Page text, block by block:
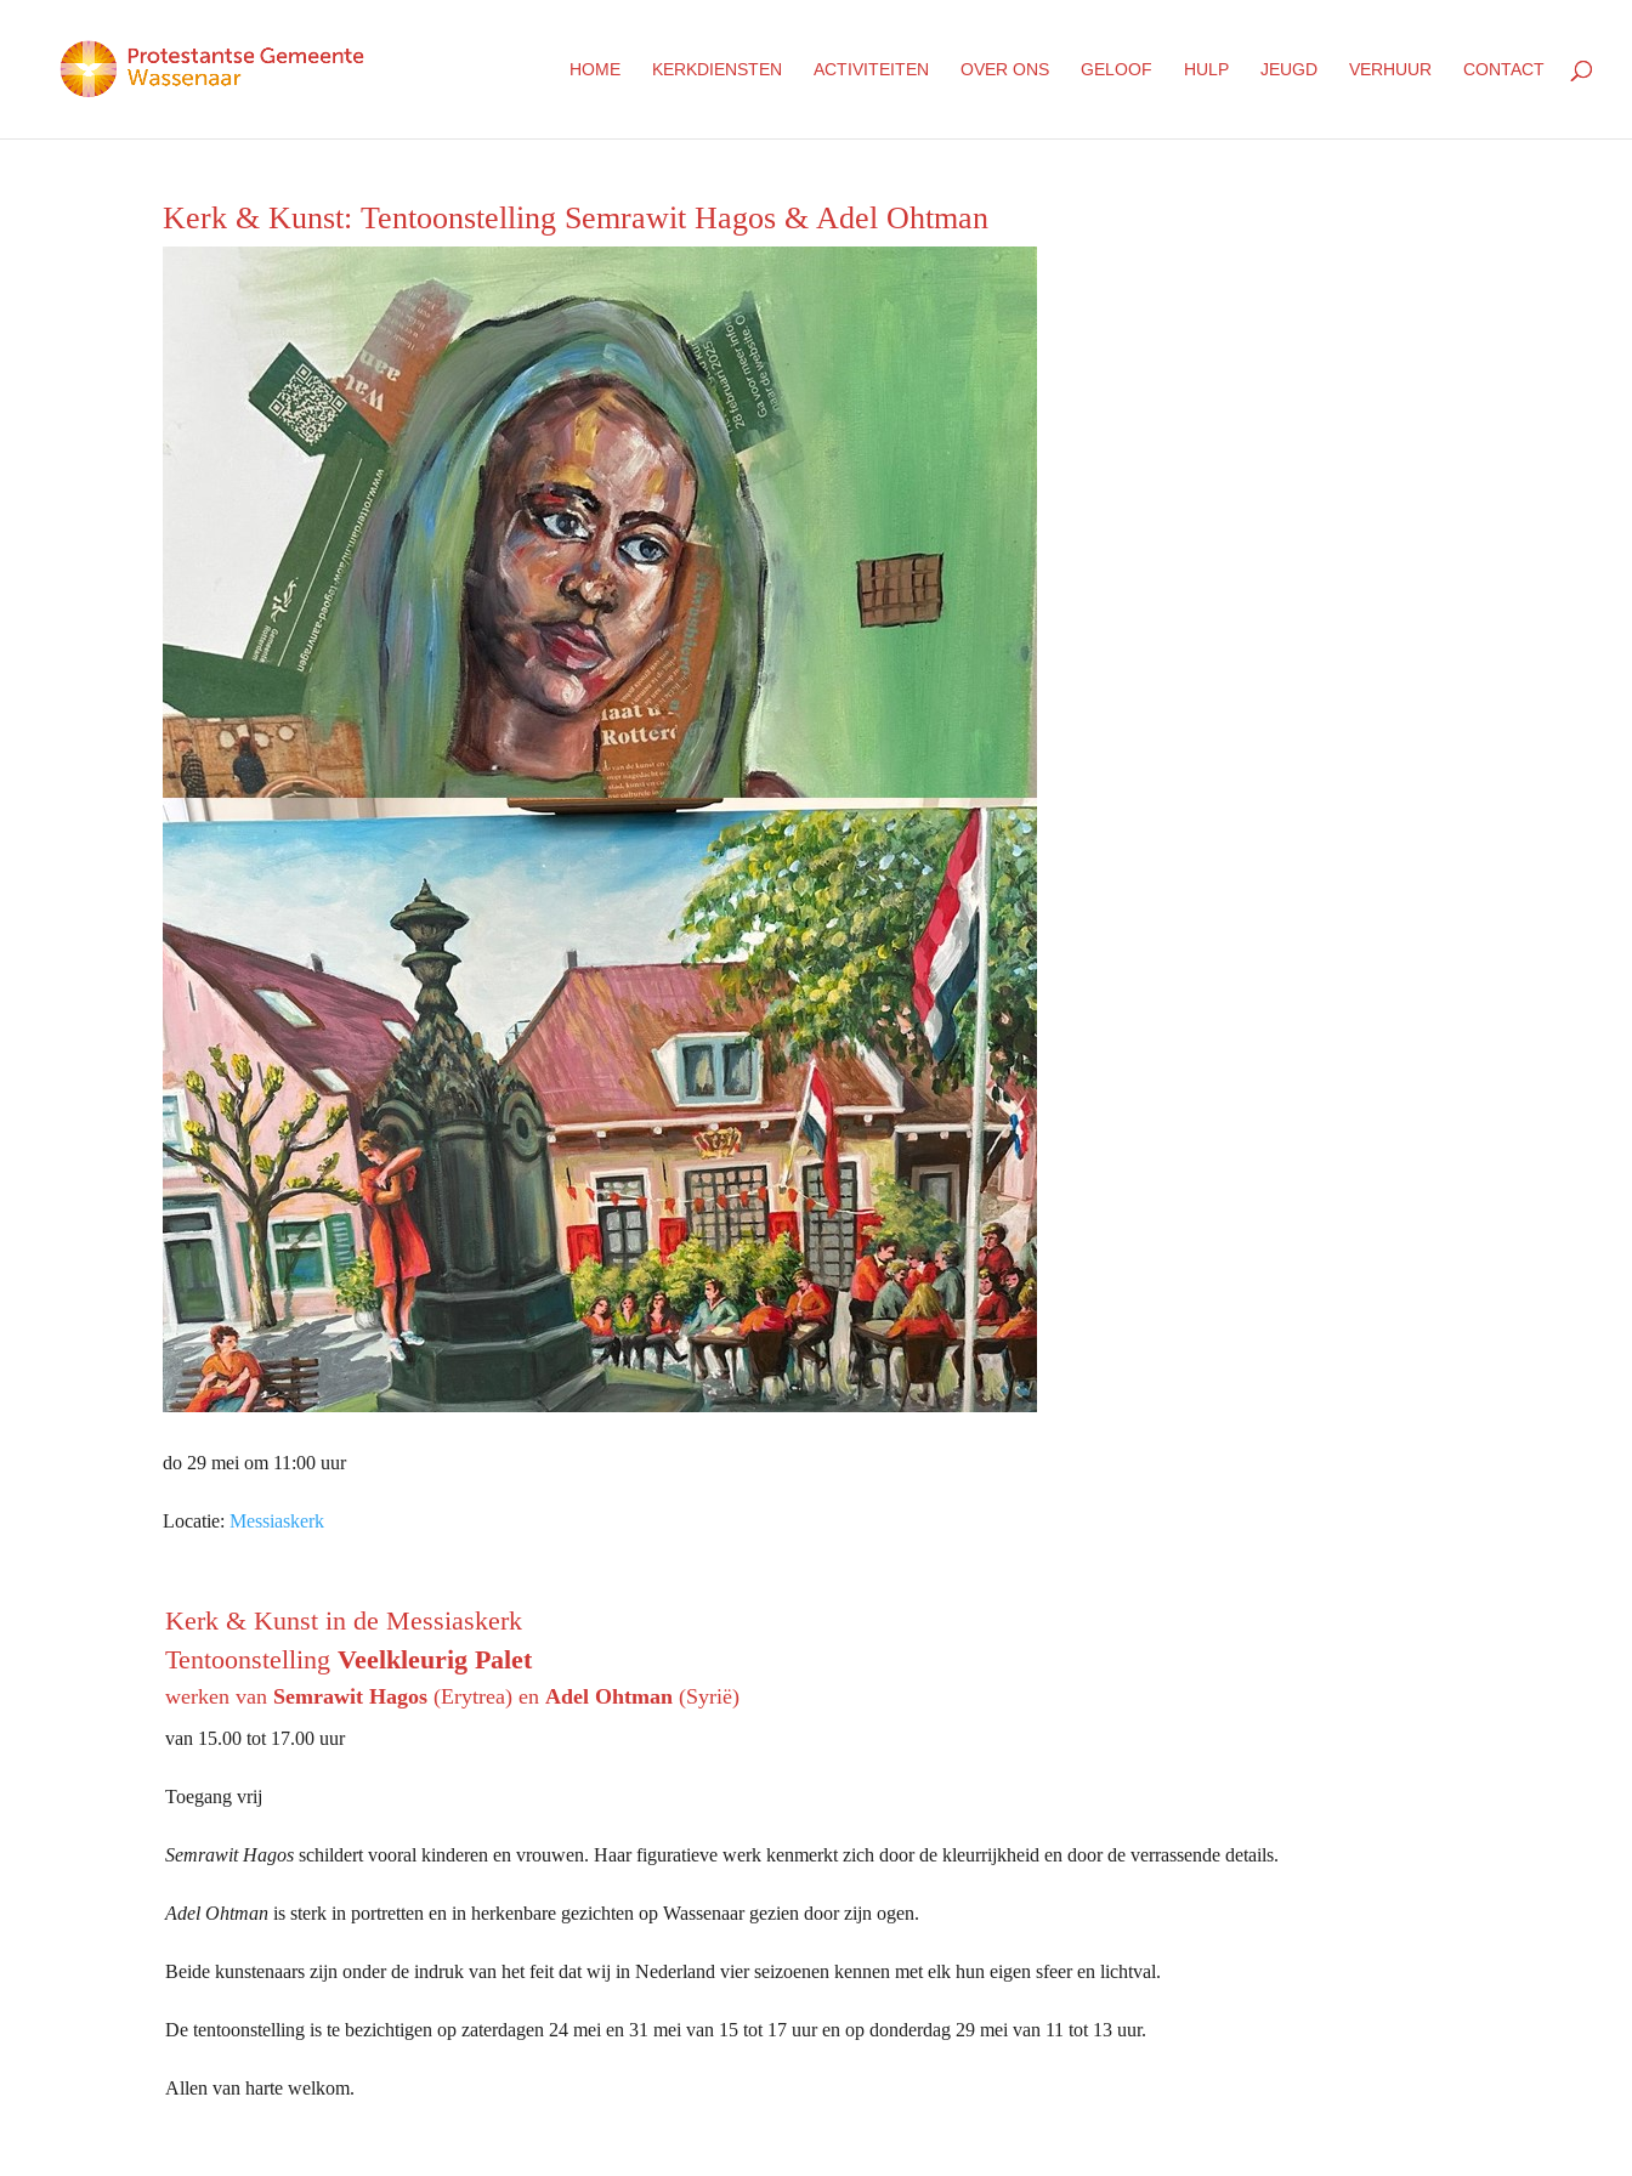
HOME KERKDIENSTEN ACTIVITEITEN OVER ONS GELOOF HULP JEUGD VERHUUR CONTACT
Kerk & Kunst: Tentoonstelling Semrawit Hagos & Adel Ohtman
do 29 mei om 11:00 uur
Locatie:Messiaskerk
Kerk & Kunst in de Messiaskerk
TentoonstellingVeelkleurig Palet
werken van Semrawit Hagos (Erytrea) enAdel Ohtman (Syrië)
van 15.00 tot 17.00 uur
Toegang vrij
Semrawit Hagos schildert vooral kinderen en vrouwen. Haar figuratieve werk kenmerkt zich door de kleurrijkheid en door de verrassende details.
Adel Ohtman is sterk in portretten en in herkenbare gezichten op Wassenaar gezien door zijn ogen.
Beide kunstenaars zijn onder de indruk van het feit dat wij in Nederland vier seizoenen kennen met elk hun eigen sfeer en lichtval.
De tentoonstelling is te bezichtigen op zaterdagen 24 mei en 31 mei van 15 tot 17 uur en op donderdag 29 mei van 11 tot 13 uur.
Allen van harte welkom.